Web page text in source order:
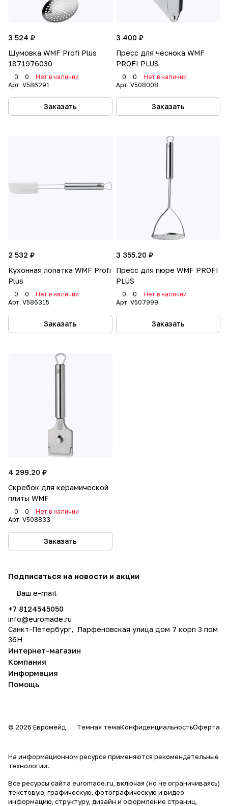
3 524 ₽
Шумовка WMF Profi Plus
1871976030
0 0
Нет в наличии
Арт. V586291
Заказать
3 400 ₽
Пресс для чеснока WMF
PROFI PLUS
0 0
Нет в наличии
Арт. V508008
Заказать
2 532 ₽
Кухонная лопатка WMF Profi
Plus
0 0
Нет в наличии
Арт. V586315
Заказать
3 355.20 ₽
Пресс для пюре WMF PROFI
PLUS
0 0
Нет в наличии
Арт. V507999
Заказать
4 299.20 ₽
Скребок для керамической
плиты WMF
0 0
Нет в наличии
Арт. V508833
Заказать
Подписаться на новости и акции
+7 8124545050
info@euromade.ru
Санкт-Петербург, Парфеновская улица дом 7 корп 3 пом
36Н
Интернет-магазин
Компания
Информация
Помощь
© 2026 Евромейд Темная темаКонфиденциальностьОферта
На информационном ресурсе применяются рекомендательные
технологии.
Все ресурсы сайта euromade.ru, включая (но не ограничиваясь)
текстовую, графическую, фотографическую и видео
информацию, структуру, дизайн и оформление страниц,